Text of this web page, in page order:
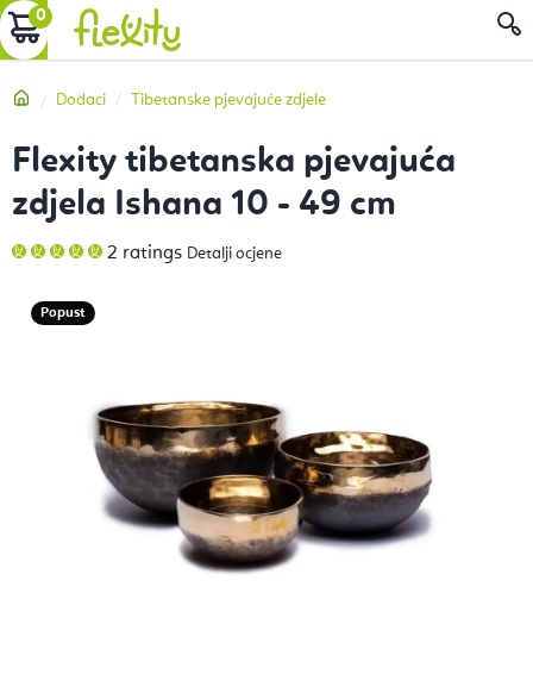
Preskoči
na
KOŠARICA
Početna
Dodaci Tibetanske pjevajuće zdjele
Flexity tibetanska pjevajuća
zdjela Ishana 10 - 49 cm
Prosječna
ocjena
2 ratings Detalji ocjene
Popust